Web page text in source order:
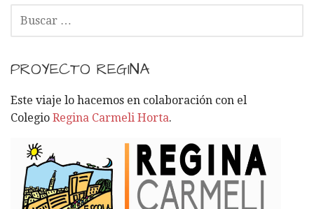
C
R
:
PROYECTO REGINA
Este viaje lo hacemos en colaboración con el
Colegio Regina Carmeli Horta.